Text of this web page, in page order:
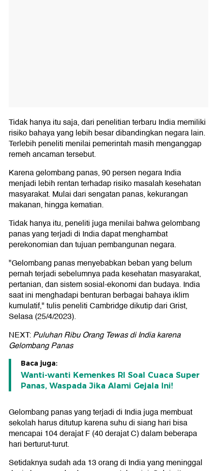
Tidak hanya itu saja, dari penelitian terbaru India memiliki
risiko bahaya yang lebih besar dibandingkan negara lain.
Terlebih peneliti menilai pemerintah masih menganggap
remeh ancaman tersebut.
Karena gelombang panas, 90 persen negara India
menjadi lebih rentan terhadap risiko masalah kesehatan
masyarakat. Mulai dari sengatan panas, kekurangan
makanan, hingga kematian.
Tidak hanya itu, peneliti juga menilai bahwa gelombang
panas yang terjadi di India dapat menghambat
perekonomian dan tujuan pembangunan negara.
"Gelombang panas menyebabkan beban yang belum
pernah terjadi sebelumnya pada kesehatan masyarakat,
pertanian, dan sistem sosial-ekonomi dan budaya. India
saat ini menghadapi benturan berbagai bahaya iklim
kumulatif," tulis peneliti Cambridge dikutip dari Grist,
Selasa (25/4/2023).
NEXT:Puluhan Ribu Orang Tewas di India karena
Gelombang Panas
Baca juga:
Wanti-wanti Kemenkes RI Soal Cuaca Super
Panas, Waspada Jika Alami Gejala Ini!
Gelombang panas yang terjadi di India juga membuat
sekolah harus ditutup karena suhu di siang hari bisa
mencapai 104 derajat F (40 derajat C) dalam beberapa
hari berturut-turut.
Setidaknya sudah ada 13 orang di India yang meninggal